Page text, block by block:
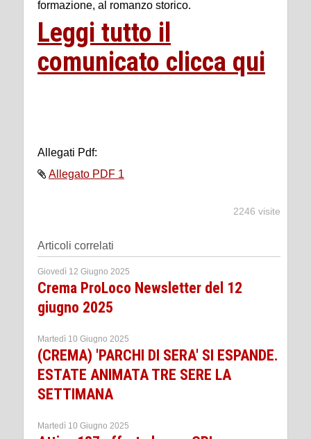
formazione, al romanzo storico.
Leggi tutto il
comunicato clicca qui
Allegati Pdf:
Allegato PDF 1
2246 visite
Articoli correlati
Giovedì 12 Giugno 2025
Crema ProLoco Newsletter del 12
giugno 2025
Martedì 10 Giugno 2025
(CREMA) 'PARCHI DI SERA' SI ESPANDE.
ESTATE ANIMATA TRE SERE LA
SETTIMANA
Martedì 10 Giugno 2025